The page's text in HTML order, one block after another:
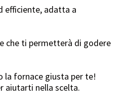
efficiente, adatta a
che ti permetterà di godere
la fornace giusta per te!
aiutarti nella scelta.